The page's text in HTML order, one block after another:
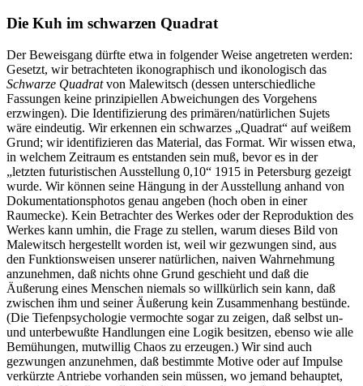
Die Kuh im schwarzen Quadrat
Der Beweisgang dürfte etwa in folgender Weise angetreten werden:
Gesetzt, wir betrachteten ikonographisch und ikonologisch das
Schwarze Quadratvon Malewitsch (dessen unterschiedliche
Fassungen keine prinzipiellen Abweichungen des Vorgehens
erzwingen). Die Identifizierung des primären/natürlichen Sujets
wäre eindeutig. Wir erkennen ein schwarzes „Quadrat“ auf weißem
Grund; wir identifizieren das Material, das Format. Wir wissen etwa,
in welchem Zeitraum es entstanden sein muß, bevor es in der
„letzten futuristischen Ausstellung 0,10“ 1915 in Petersburg gezeigt
wurde. Wir können seine Hängung in der Ausstellung anhand von
Dokumentationsphotos genau angeben (hoch oben in einer
Raumecke). Kein Betrachter des Werkes oder der Reproduktion des
Werkes kann umhin, die Frage zu stellen, warum dieses Bild von
Malewitsch hergestellt worden ist, weil wir gezwungen sind, aus
den Funktionsweisen unserer natürlichen, naiven Wahrnehmung
anzunehmen, daß nichts ohne Grund geschieht und daß die
Äußerung eines Menschen niemals so willkürlich sein kann, daß
zwischen ihm und seiner Äußerung kein Zusammenhang bestünde.
(Die Tiefenpsychologie vermochte sogar zu zeigen, daß selbst un-
und unterbewußte Handlungen eine Logik besitzen, ebenso wie alle
Bemühungen, mutwillig Chaos zu erzeugen.) Wir sind auch
gezwungen anzunehmen, daß bestimmte Motive oder auf Impulse
verkürzte Antriebe vorhanden sein müssen, wo jemand behauptet,